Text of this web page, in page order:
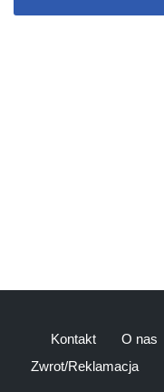
Kontakt O nas
Zwrot/Reklamacja